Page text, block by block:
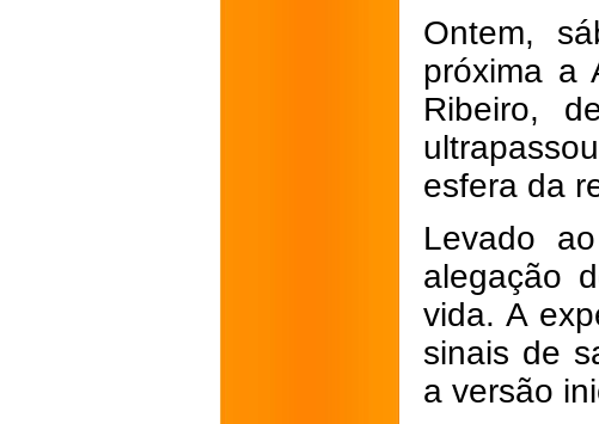
Ontem,
próxima a
Ribeiro,
esfera da
Levado
alegação
vida. A
sinais de
a versão